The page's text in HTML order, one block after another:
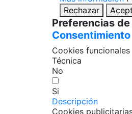
Rechazar
Preferencias
Consentimiento
Cookies funcionales
Técnica
No
Si
Descripción
Cookies